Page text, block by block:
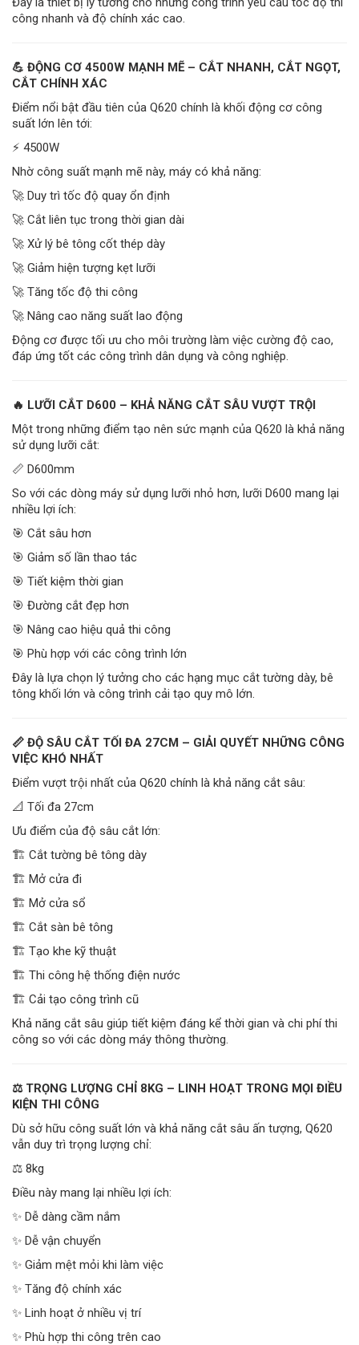
công nhanh và độ chính xác cao.
💪 ĐỘNG CƠ 4500W MẠNH MẼ – CẮT NHANH, CẮT NGỌT,
CẮT CHÍNH XÁC
Điểm nổi bật đầu tiên của Q620 chính là khối động cơ công
suất lớn lên tới:
⚡ 4500W
Nhờ công suất mạnh mẽ này, máy có khả năng:
🚀 Duy trì tốc độ quay ổn định
🚀 Cắt liên tục trong thời gian dài
🚀 Xử lý bê tông cốt thép dày
🚀 Giảm hiện tượng kẹt lưỡi
🚀 Tăng tốc độ thi công
🚀 Nâng cao năng suất lao động
Động cơ được tối ưu cho môi trường làm việc cường độ cao,
đáp ứng tốt các công trình dân dụng và công nghiệp.
🔥 LƯỠI CẮT D600 – KHẢ NĂNG CẮT SÂU VƯỢT TRỘI
Một trong những điểm tạo nên sức mạnh của Q620 là khả năng
sử dụng lưỡi cắt:
📏 D600mm
So với các dòng máy sử dụng lưỡi nhỏ hơn, lưỡi D600 mang lại
nhiều lợi ích:
🎯 Cắt sâu hơn
🎯 Giảm số lần thao tác
🎯 Tiết kiệm thời gian
🎯 Đường cắt đẹp hơn
🎯 Nâng cao hiệu quả thi công
🎯 Phù hợp với các công trình lớn
Đây là lựa chọn lý tưởng cho các hạng mục cắt tường dày, bê
tông khối lớn và công trình cải tạo quy mô lớn.
📏 ĐỘ SÂU CẮT TỐI ĐA 27CM – GIẢI QUYẾT NHỮNG CÔNG
VIỆC KHÓ NHẤT
Điểm vượt trội nhất của Q620 chính là khả năng cắt sâu:
📐 Tối đa 27cm
Ưu điểm của độ sâu cắt lớn:
🏗️ Cắt tường bê tông dày
🏗️ Mở cửa đi
🏗️ Mở cửa sổ
🏗️ Cắt sàn bê tông
🏗️ Tạo khe kỹ thuật
🏗️ Thi công hệ thống điện nước
🏗️ Cải tạo công trình cũ
Khả năng cắt sâu giúp tiết kiệm đáng kể thời gian và chi phí thi
công so với các dòng máy thông thường.
⚖️ TRỌNG LƯỢNG CHỈ 8KG – LINH HOẠT TRONG MỌI ĐIỀU
KIỆN THI CÔNG
Dù sở hữu công suất lớn và khả năng cắt sâu ấn tượng, Q620
vẫn duy trì trọng lượng chỉ:
⚖️ 8kg
Điều này mang lại nhiều lợi ích:
✨ Dễ dàng cầm nắm
✨ Dễ vận chuyển
✨ Giảm mệt mỏi khi làm việc
✨ Tăng độ chính xác
✨ Linh hoạt ở nhiều vị trí
✨ Phù hợp thi công trên cao